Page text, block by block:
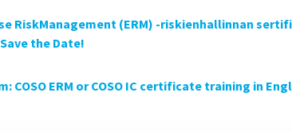
RiskManagement (ERM) -riskienhallinnan
Save the Date!
COSO ERM or COSO IC certificate training in